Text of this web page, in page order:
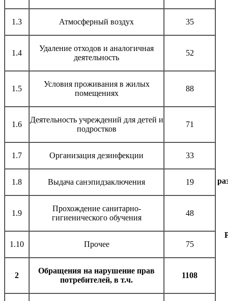
1.3 Атмосферный воздух 35
1.4
Удаление отходов и аналогичная
деятельность
52
1.5
Условия проживания в жилых
помещениях
88
1.6
Деятельность учреждений для детей и
подростков
71
1.7 Организация дезинфекции 33
1.8 Выдача санэпидзаключения 19
1.9
Прохождение санитарно-
гигиенического обучения
48
1.10 Прочее 75
2
Обращения на нарушение прав
потребителей, в т.ч.
1108